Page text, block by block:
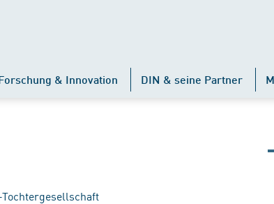
& Innovation DIN & seine Partner